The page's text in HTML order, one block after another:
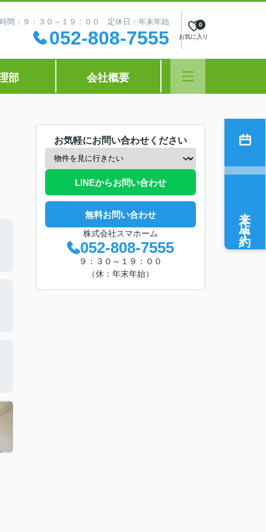
間：９：３０～１９：００ 定休日：年末年始
052-808-7555 お気に入り
0
部 会社概要
お気軽にお問い合わせください
LINEからお問い合わせ
無料お問い合わせ
株式会社スマホーム
052-808-7555
９：３０～１９：００
（休：年末年始）
来店予約